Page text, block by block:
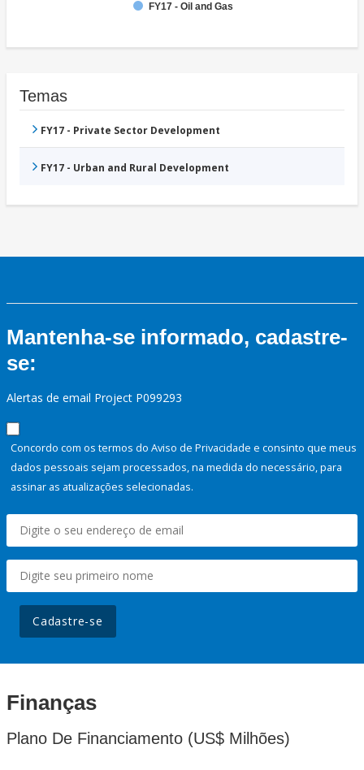
FY17 - Oil and Gas
Temas
FY17 - Private Sector Development
FY17 - Urban and Rural Development
Mantenha-se informado, cadastre-
se:
Alertas de email Project P099293
Concordo com os termos do Aviso de Privacidade e consinto que meus
dados pessoais sejam processados, na medida do necessário, para
assinar as atualizações selecionadas.
Cadastre-se
Finanças
Plano De Financiamento (US$ Milhões)